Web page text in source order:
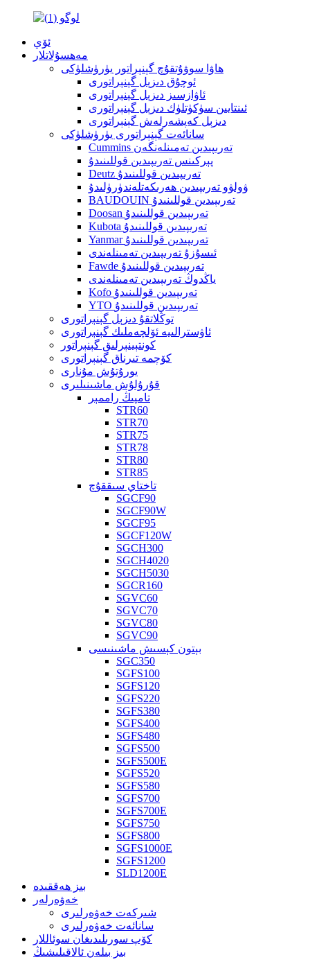
ئۆي
مەھسۇلاتلار
ھاۋا سوۋۇتقۇچ گېنېراتور يۈرۈشلۈكى
ئوچۇق دىزېل گېنېراتورى
ئاۋازسىز دىزېل گېنېراتورى
ئىنتايىن سۈكۈتلۈك دىزېل گېنېراتورى
دىزېل كەپشەرلەش گېنېراتورى
سانائەت گېنېراتورى يۈرۈشلۈكى
Cummins تەرىپىدىن تەمىنلەنگەن
پېركىنس تەرىپىدىن قوللىنىدۇ
Deutz تەرىپىدىن قوللىنىدۇ
ۋولۋو تەرىپىدىن ھەرىكەتلەندۈرۈلىدۇ
BAUDOUIN تەرىپىدىن قوللىنىدۇ
Doosan تەرىپىدىن قوللىنىدۇ
Kubota تەرىپىدىن قوللىنىدۇ
Yanmar تەرىپىدىن قوللىنىدۇ
ئىسۇزۇ تەرىپىدىن تەمىنلەندى
Fawde تەرىپىدىن قوللىنىدۇ
ياڭدوڭ تەرىپىدىن تەمىنلەندى
Kofo تەرىپىدىن قوللىنىدۇ
YTO تەرىپىدىن قوللىنىدۇ
توڭلاتقۇ دىزېل گېنېراتورى
ئاۋسترالىيە ئۆلچەملىك گېنېراتورى
كونتېينېرلىق گېنېراتور
كۆچمە تىرناق گېنېراتورى
يورۇتۇش مۇنارى
قۇرۇلۇش ماشىنىلىرى
تامپىڭ راممېر
STR60
STR70
STR75
STR78
STR80
STR85
تاختاي سىققۇچ
SGCF90
SGCF90W
SGCF95
SGCF120W
SGCH300
SGCH4020
SGCH5030
SGCR160
SGVC60
SGVC70
SGVC80
SGVC90
بېتون كېسىش ماشىنىسى
SGC350
SGFS100
SGFS120
SGFS220
SGFS380
SGFS400
SGFS480
SGFS500
SGFS500E
SGFS520
SGFS580
SGFS700
SGFS700E
SGFS750
SGFS800
SGFS1000E
SGFS1200
SLD1200E
بىز ھەققىدە
خەۋەرلەر
شىركەت خەۋەرلىرى
سانائەت خەۋەرلىرى
كۆپ سورىلىدىغان سوئاللار
بىز بىلەن ئالاقىلىشىڭ